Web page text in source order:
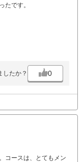
たです。
したか？ 0
コースは、とてもメン